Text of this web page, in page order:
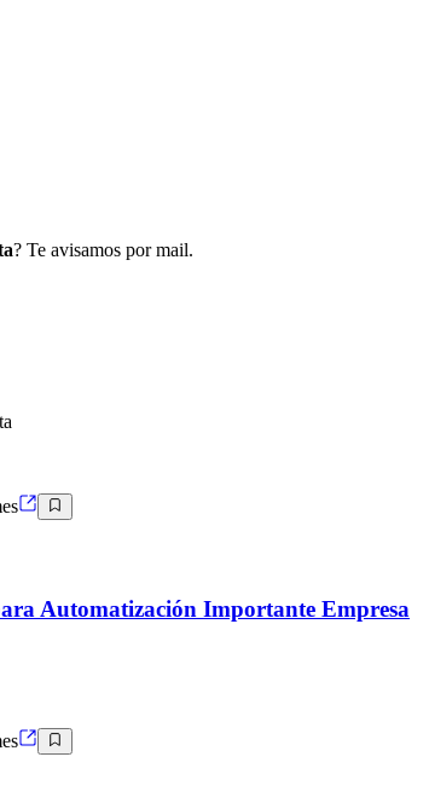
? Te avisamos por mail.
Automatización Importante Empresa